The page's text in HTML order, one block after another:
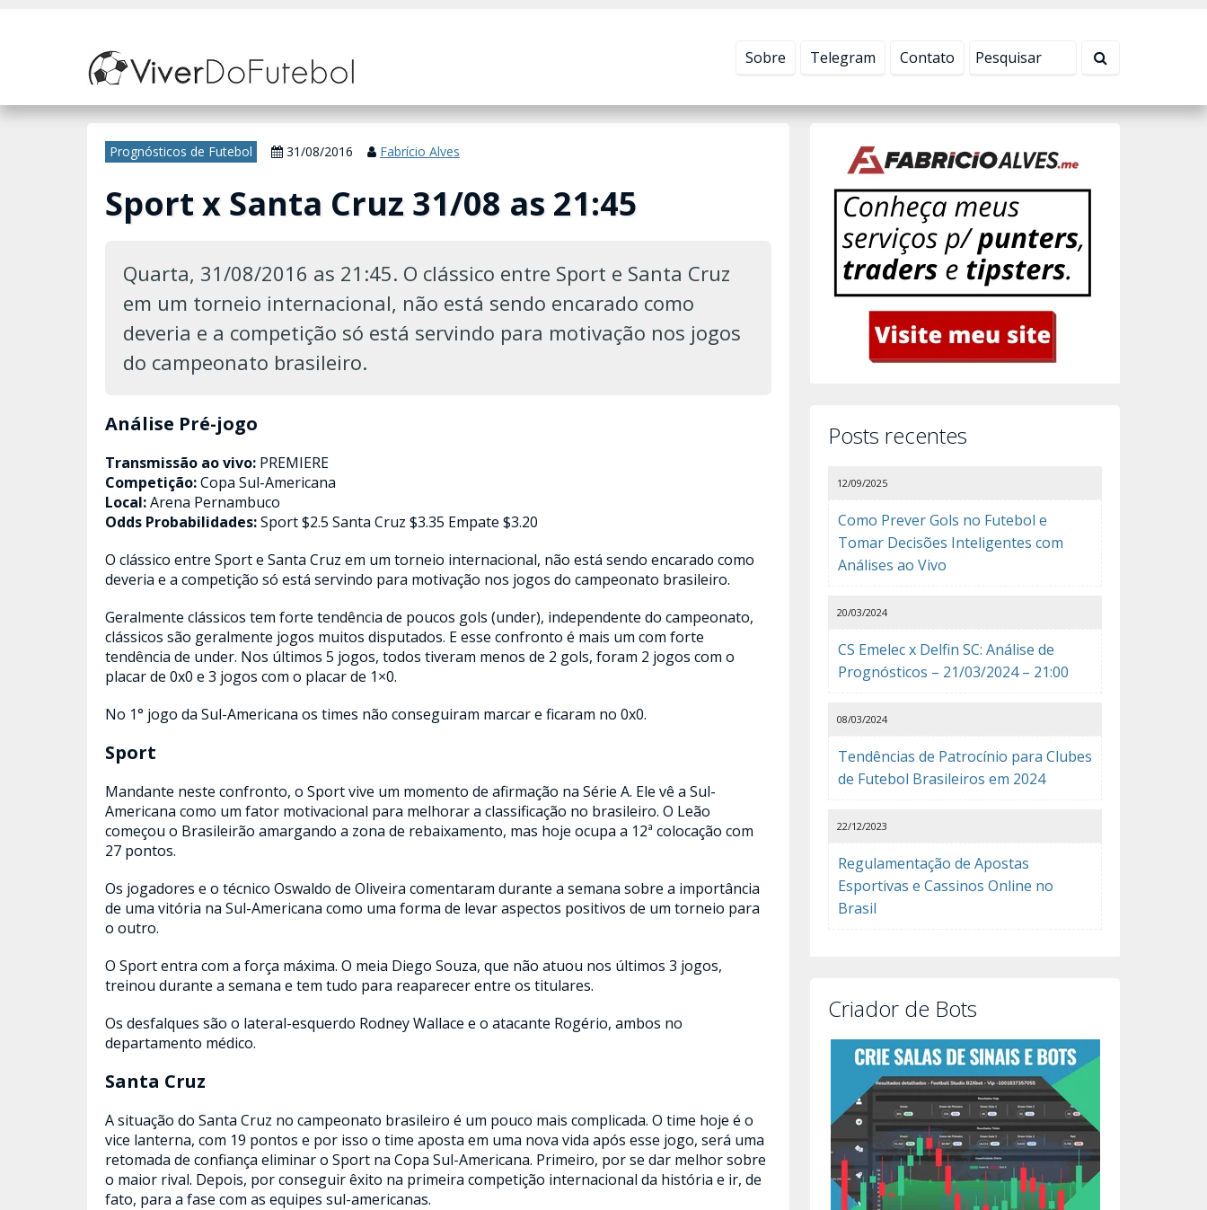
Sobre Telegram Contato
Prognósticos de Futebol 31/08/2016 Fabrício Alves
Sport x Santa Cruz 31/08 as 21:45
Quarta, 31/08/2016 as 21:45. O clássico entre Sport e Santa Cruz
em um torneio internacional, não está sendo encarado como
deveria e a competição só está servindo para motivação nos jogos
do campeonato brasileiro.
Análise Pré-jogo
Transmissão ao vivo: PREMIERE
Competição:Copa Sul-Americana
Local:Arena Pernambuco
Odds Probabilidades:Sport $2.5 Santa Cruz $3.35 Empate $3.20
O clássico entre Sport e Santa Cruz em um torneio internacional, não está sendo encarado como
deveria e a competição só está servindo para motivação nos jogos do campeonato brasileiro.
Geralmente clássicos tem forte tendência de poucos gols (under), independente do campeonato,
clássicos são geralmente jogos muitos disputados. E esse confronto é mais um com forte
tendência de under. Nos últimos 5 jogos, todos tiveram menos de 2 gols, foram 2 jogos com o
placar de 0x0 e 3 jogos com o placar de 1×0.
No 1° jogo da Sul-Americana os times não conseguiram marcar e ficaram no 0x0.
Sport
Mandante neste confronto, o Sport vive um momento de afirmação na Série A. Ele vê a Sul-
Americana como um fator motivacional para melhorar a classificação no brasileiro. O Leão
começou o Brasileirão amargando a zona de rebaixamento, mas hoje ocupa a 12ª colocação com
27 pontos.
Os jogadores e o técnico Oswaldo de Oliveira comentaram durante a semana sobre a importância
de uma vitória na Sul-Americana como uma forma de levar aspectos positivos de um torneio para
o outro.
O Sport entra com a força máxima. O meia Diego Souza, que não atuou nos últimos 3 jogos,
treinou durante a semana e tem tudo para reaparecer entre os titulares.
Os desfalques são o lateral-esquerdo Rodney Wallace e o atacante Rogério, ambos no
departamento médico.
Santa Cruz
A situação do Santa Cruz no campeonato brasileiro é um pouco mais complicada. O time hoje é o
vice lanterna, com 19 pontos e por isso o time aposta em uma nova vida após esse jogo, será uma
retomada de confiança eliminar o Sport na Copa Sul-Americana. Primeiro, por se dar melhor sobre
o maior rival. Depois, por conseguir êxito na primeira competição internacional da história e ir, de
fato, para a fase com as equipes sul-americanas.
Posts recentes
Como Prever Gols no Futebol e
Tomar Decisões Inteligentes com
Análises ao Vivo
12/09/2025
CS Emelec x Delfin SC: Análise de
Prognósticos – 21/03/2024 – 21:00
20/03/2024
Tendências de Patrocínio para Clubes
de Futebol Brasileiros em 2024
08/03/2024
Regulamentação de Apostas
Esportivas e Cassinos Online no
Brasil
22/12/2023
Criador de Bots